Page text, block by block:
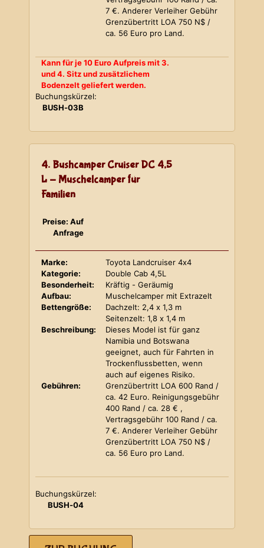
7 €. Anderer Verleiher Gebühr
Grenzübertritt LOA 750 N$ /
ca. 56 Euro pro Land.
Kann für je 10 Euro Aufpreis mit 3.
und 4. Sitz und zusätzlichem
Bodenzelt geliefert werden.
Buchungskürzel:
BUSH-03B
4. Bushcamper Cruiser DC 4,5
L - Muschelcamper für
Familien
Preise: Auf
Anfrage
Marke:
Toyota Landcruiser 4x4
Kategorie:
Double Cab 4,5L
Besonderheit:
Kräftig - Geräumig
Aufbau:
Muschelcamper mit Extrazelt
Bettengröße:
Dachzelt: 2,4 x 1,3 m
Seitenzelt: 1,8 x 1,4 m
Beschreibung:
Dieses Model ist für ganz
Namibia und Botswana
geeignet, auch für Fahrten in
Trockenflussbetten, wenn
auch auf eigenes Risiko.
Gebühren:
Grenzübertritt LOA 600 Rand /
ca. 42 Euro. Reinigungsgebühr
400 Rand / ca. 28 € ,
Vertragsgebühr 100 Rand / ca.
7 €. Anderer Verleiher Gebühr
Grenzübertritt LOA 750 N$ /
ca. 56 Euro pro Land.
Buchungskürzel:
BUSH-04